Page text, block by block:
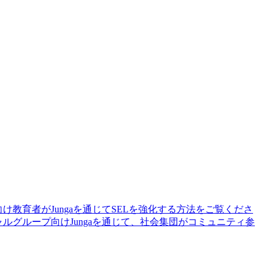
け教育者がJungaを通じてSELを強化する方法をご覧くださ
ルグループ向けJungaを通じて、社会集団がコミュニティ参